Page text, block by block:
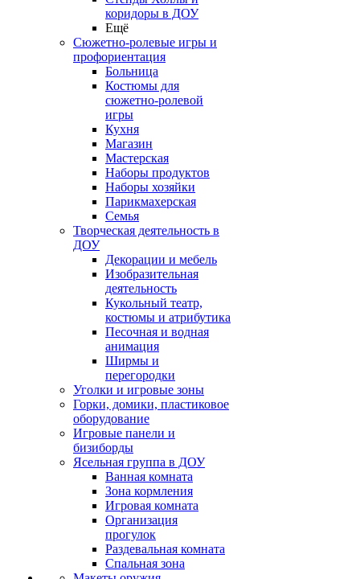
коридоры в ДОУ
Ещё
Сюжетно-ролевые игры и
профориентация
Больница
Костюмы для
сюжетно-ролевой
игры
Кухня
Магазин
Мастерская
Наборы продуктов
Наборы хозяйки
Парикмахерская
Семья
Творческая деятельность в
ДОУ
Декорации и мебель
Изобразительная
деятельность
Кукольный театр,
костюмы и атрибутика
Песочная и водная
анимация
Ширмы и
перегородки
Уголки и игровые зоны
Горки, домики, пластиковое
оборудование
Игровые панели и
бизиборды
Ясельная группа в ДОУ
Ванная комната
Зона кормления
Игровая комната
Организация
прогулок
Раздевальная комната
Спальная зона